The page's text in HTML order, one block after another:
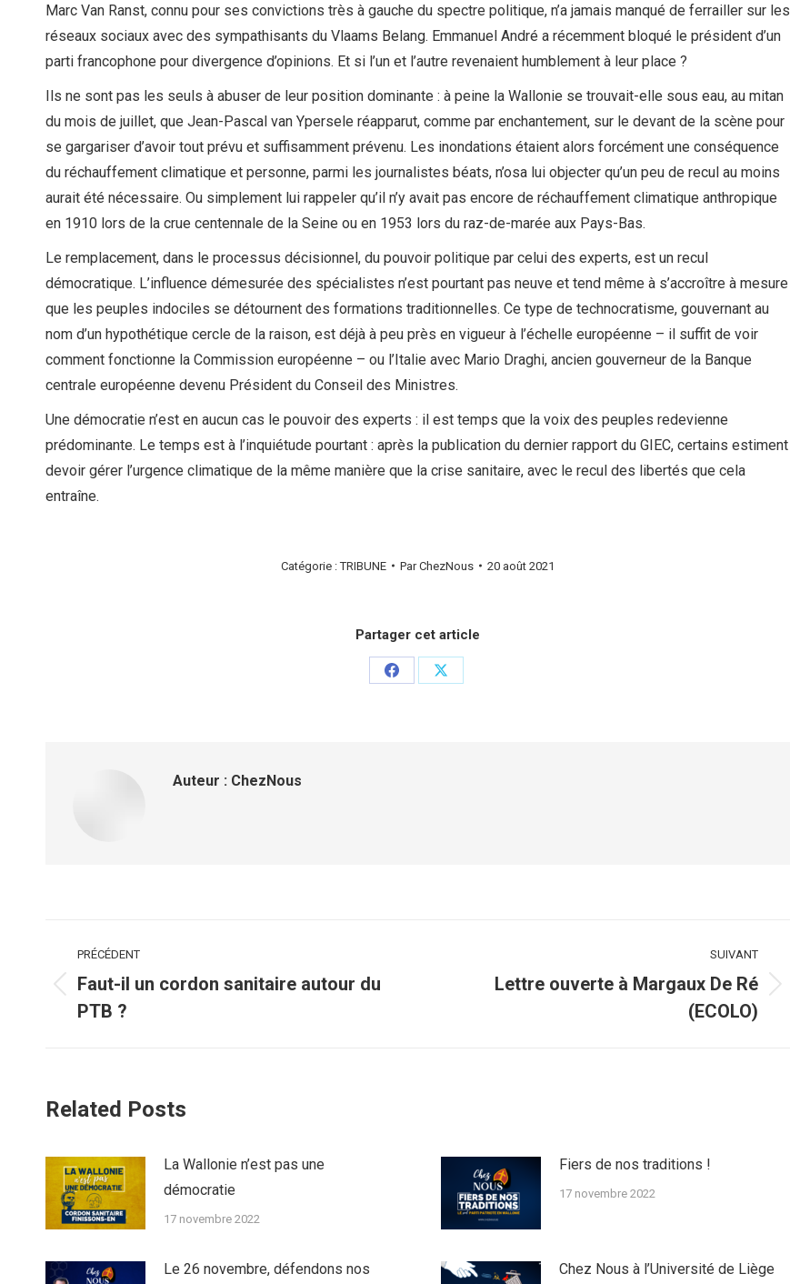
Marc Van Ranst, connu pour ses convictions très à gauche du spectre politique, n’a jamais manqué de ferrailler sur les
réseaux sociaux avec des sympathisants du Vlaams Belang. Emmanuel André a récemment bloqué le président d’un
parti francophone pour divergence d’opinions. Et si l’un et l’autre revenaient humblement à leur place ?
Ils ne sont pas les seuls à abuser de leur position dominante : à peine la Wallonie se trouvait-elle sous eau, au mitan
du mois de juillet, que Jean-Pascal van Ypersele réapparut, comme par enchantement, sur le devant de la scène pour
se gargariser d’avoir tout prévu et suffisamment prévenu. Les inondations étaient alors forcément une conséquence
du réchauffement climatique et personne, parmi les journalistes béats, n’osa lui objecter qu’un peu de recul au moins
aurait été nécessaire. Ou simplement lui rappeler qu’il n’y avait pas encore de réchauffement climatique anthropique
en 1910 lors de la crue centennale de la Seine ou en 1953 lors du raz-de-marée aux Pays-Bas.
Le remplacement, dans le processus décisionnel, du pouvoir politique par celui des experts, est un recul
démocratique. L’influence démesurée des spécialistes n’est pourtant pas neuve et tend même à s’accroître à mesure
que les peuples indociles se détournent des formations traditionnelles. Ce type de technocratisme, gouvernant au
nom d’un hypothétique cercle de la raison, est déjà à peu près en vigueur à l’échelle européenne – il suffit de voir
comment fonctionne la Commission européenne – ou l’Italie avec Mario Draghi, ancien gouverneur de la Banque
centrale européenne devenu Président du Conseil des Ministres.
Une démocratie n’est en aucun cas le pouvoir des experts : il est temps que la voix des peuples redevienne
prédominante. Le temps est à l’inquiétude pourtant : après la publication du dernier rapport du GIEC, certains estiment
devoir gérer l’urgence climatique de la même manière que la crise sanitaire, avec le recul des libertés que cela
entraîne.
Catégorie :TRIBUNE ParChezNous 20 août 2021
Partager cet article
PartagerPartager
Auteur : ChezNous
Navigation
article
PRÉCÉDENT
Article
précédent
Faut-il un cordon sanitaire autour du
PTB ?
SUIVANT
Lettre ouverte à Margaux De Ré
(ECOLO)
Related Posts
La Wallonie n’est pas une
démocratie
17 novembre 2022
Fiers de nos traditions !
17 novembre 2022
Le 26 novembre, défendons nos
Chez Nous à l’Université de Liège